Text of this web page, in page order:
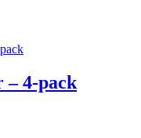
– 4-pack